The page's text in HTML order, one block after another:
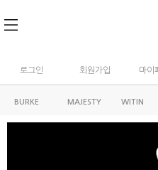
로그인 회원가입 마이
BURKE MAJESTY WITIN